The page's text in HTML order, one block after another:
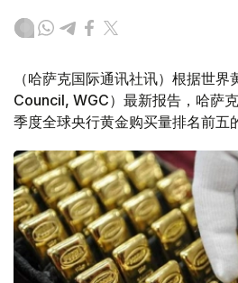
（哈萨克国际通讯社讯）根据世
Council, WGC）最新报告，哈萨
季度全球央行黄金购买量排名前五